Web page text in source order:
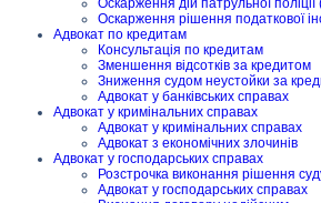
Оскарження дій патрульної
Оскарження рішення податкової
Адвокат по кредитам
Консультація по кредитам
Зменшення відсотків за кредитом
Зниження судом неустойки за
Адвокат у банківських справах
Адвокат у кримінальних справах
Адвокат у кримінальних справах
Адвокат з економічних злочинів
Адвокат у господарських справах
Розстрочка виконання рішення
Адвокат у господарських справах